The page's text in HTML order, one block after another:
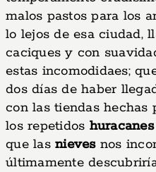
malos pastos para los
lo lejos de esa ciudad,
caciques y con
estas incomodidaes;
dos días de haber
con las tiendas hechas
los repetidos huracanes
que las nievesnos
últimamente